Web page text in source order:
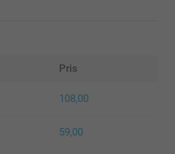
Pris
108,00
59,00